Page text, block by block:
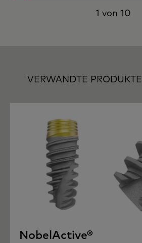
1 von 10
VERWANDTE PRODUKTE
NobelActive®